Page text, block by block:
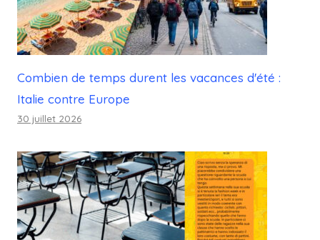
Combien de temps durent les vacances d'été :
Italie contre Europe
30 juillet 2026